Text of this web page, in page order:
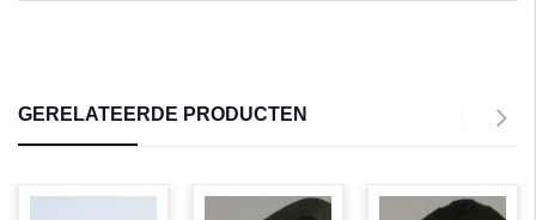
GERELATEERDE PRODUCTEN